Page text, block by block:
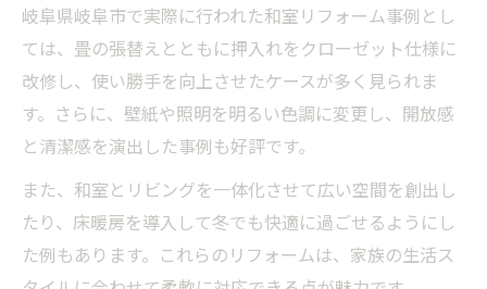
岐阜県岐阜市で実際に行われた和室リフォーム事例とし
ては、畳の張替えとともに押入れをクローゼット仕様に
改修し、使い勝手を向上させたケースが多く見られま
す。さらに、壁紙や照明を明るい色調に変更し、開放感
と清潔感を演出した事例も好評です。
また、和室とリビングを一体化させて広い空間を創出し
たり、床暖房を導入して冬でも快適に過ごせるようにし
た例もあります。これらのリフォームは、家族の生活ス